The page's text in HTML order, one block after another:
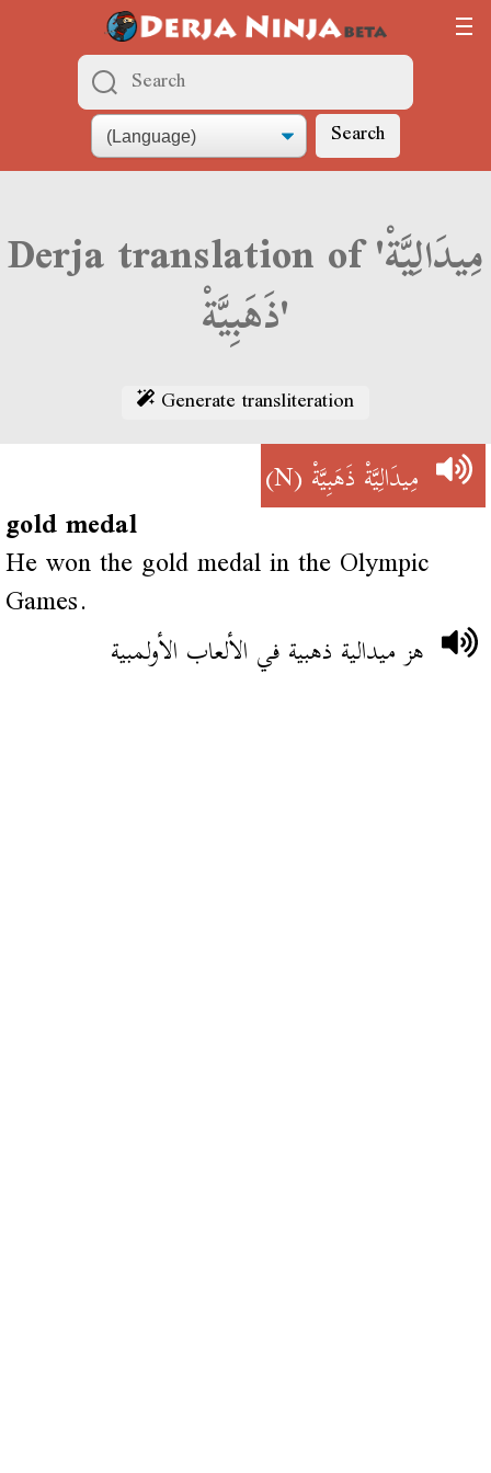
Search
Derja translation of 'مِيدَالِيَّةْ
ذَهَبِيَّةْ'
Generate transliteration
مِيدَالِيَّةْ ذَهَبِيَّةْ(N)
gold medal
He won the gold medal in the Olympic
Games.
هز ميدالية ذهبية في الألعاب الأولمبية